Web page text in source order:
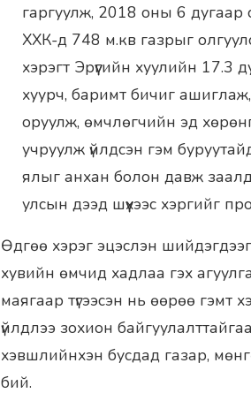
гаргуулж, 2018 оны 6
ХХК-д 748 м.кв газрыг
хэрэгт Эрүүгийн хуулийн 17.3
хуурч, баримт бичиг
оруулж, өмчлөгчийн эд
учруулж үйлдсэн гэм
ялыг анхан болон давж
улсын дээд шүүхээс хэргийг
Өдгөө хэрэг эцэслэн
хувийн өмчид хадлаа гэх
маягаар түгээсэн нь өөрөө гэмт
үйлдлээ зохион
хэвшлийнхэн бусдад газар,
бий.